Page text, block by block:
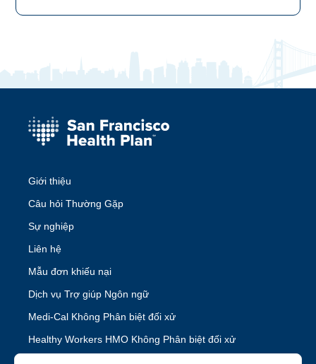
Giới thiệu
Câu hỏi Thường Gặp
Sự nghiệp
Liên hệ
Mẫu đơn khiếu nại
Dịch vụ Trợ giúp Ngôn ngữ
Medi-Cal Không Phân biệt đối xử
Healthy Workers HMO Không Phân biệt đối xử